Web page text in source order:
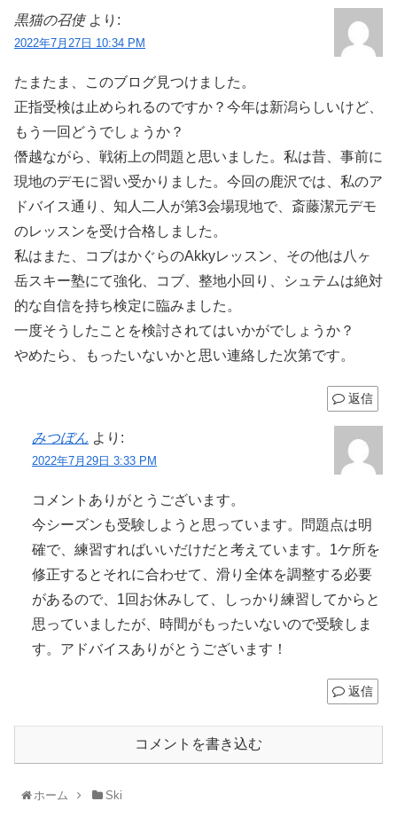
黒猫の召使 より:
2022年7月27日 10:34 PM
たまたま、このブログ見つけました。
正指受検は止められるのですか？今年は新潟らしいけど、
もう一回どうでしょうか？
僭越ながら、戦術上の問題と思いました。私は昔、事前に
現地のデモに習い受かりました。今回の鹿沢では、私のア
ドバイス通り、知人二人が第3会場現地で、斎藤潔元デモ
のレッスンを受け合格しました。
私はまた、コブはかぐらのAkkyレッスン、その他は八ヶ
岳スキー塾にて強化、コブ、整地小回り、シュテムは絶対
的な自信を持ち検定に臨みました。
一度そうしたことを検討されてはいかがでしょうか？
やめたら、もったいないかと思い連絡した次第です。
返信
みつぼん より:
2022年7月29日 3:33 PM
コメントありがとうございます。
今シーズンも受験しようと思っています。問題点は明
確で、練習すればいいだけだと考えています。1ケ所を
修正するとそれに合わせて、滑り全体を調整する必要
があるので、1回お休みして、しっかり練習してからと
思っていましたが、時間がもったいないので受験しま
す。アドバイスありがとうございます！
返信
コメントを書き込む
ホーム Ski